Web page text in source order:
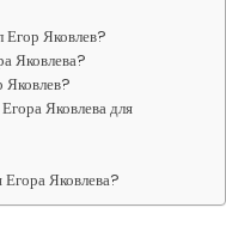
Егор Яковлев?
Яковлева?
Яковлев?
Яковлева для
Яковлева?